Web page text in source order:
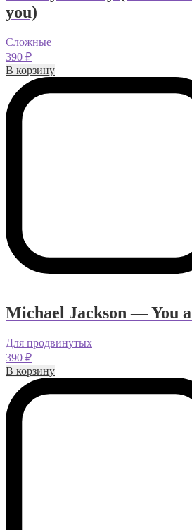
you)
Сложные
390 ₽
В корзину
Michael Jackson — You
Для продвинутых
390 ₽
В корзину